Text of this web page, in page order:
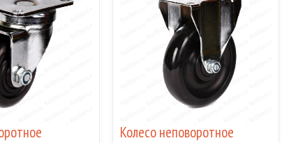
Колесо неповоротное